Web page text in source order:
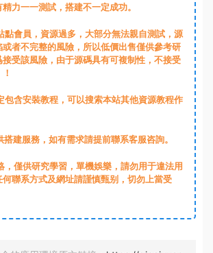
力一一測試，搭建不一定成功。
點會員，資源過多，大部分無法親自測試，源
者不完整的風險，所以低價出售僅供參考研
受該風險，由于源碼具有可複制性，不接受
包含安裝教程，可以搜索本站其他資源教程作
建服務，如有需求請提前聯系客服咨詢。
，僅供研究學習，單機娛樂，請勿用于違法用
聯系方式及網址請謹慎甄别，切勿上當受